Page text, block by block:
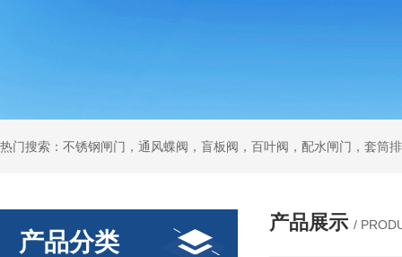
热门搜索：不锈钢闸门，通风蝶阀，盲板阀，百叶阀，配水闸门，套筒
产品分类
产品展示 /